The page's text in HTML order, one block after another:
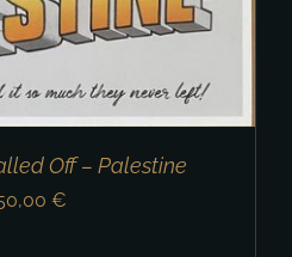
Off – Palestine
€